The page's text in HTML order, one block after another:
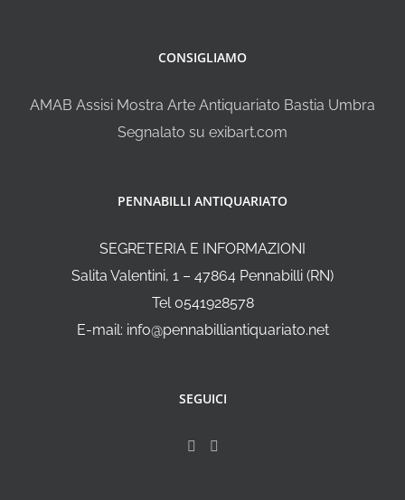
CONSIGLIAMO
AMAB Assisi Mostra Arte Antiquariato Bastia Umbra
Segnalato su exibart.com
PENNABILLI ANTIQUARIATO
SEGRETERIA E INFORMAZIONI
Salita Valentini, 1 – 47864 Pennabilli (RN)
Tel 0541928578
E-mail: info@pennabilliantiquariato.net
SEGUICI